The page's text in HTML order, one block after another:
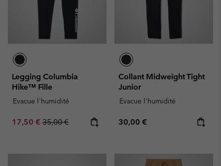
Legging Columbia
Hike™ Fille
Evacue l'humidité
Sale price:
17,50 € Regular price:
35,00 €
Collant Midweight Tight
Junior
Evacue l'humidité
Regular price:
30,00 €